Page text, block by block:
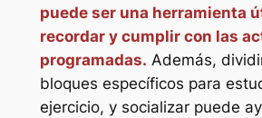
puede ser una herramienta
recordar y cumplir con las
programadas. Además,
bloques específicos para
ejercicio, y socializar puede